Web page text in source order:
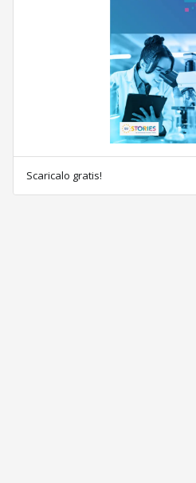
Scaricalo gratis!